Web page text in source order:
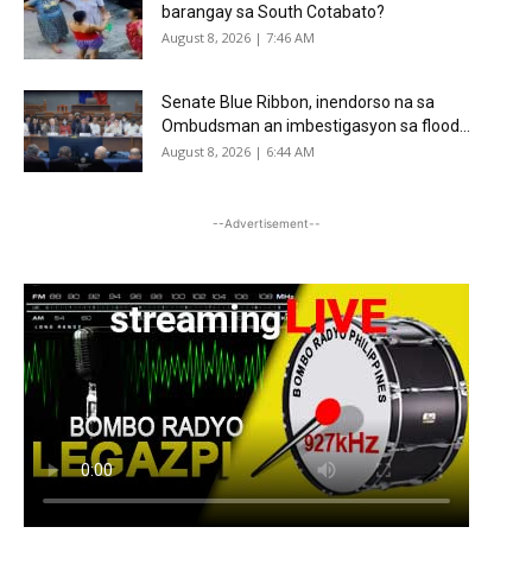
barangay sa South Cotabato?
August 8, 2026 | 7:46 AM
Senate Blue Ribbon, inendorso na sa
Ombudsman an imbestigasyon sa flood...
August 8, 2026 | 6:44 AM
--Advertisement--